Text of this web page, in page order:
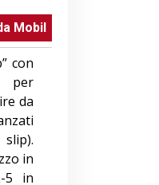
Mobil
con
per
da
in
5 in